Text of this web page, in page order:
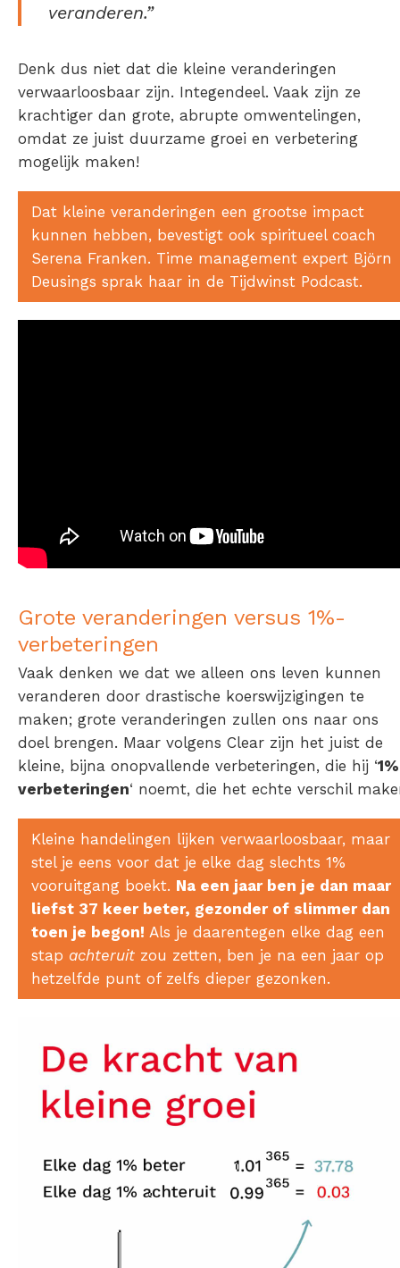
veranderen.”
Denk dus niet dat die kleine veranderingen
verwaarloosbaar zijn. Integendeel. Vaak zijn ze
krachtiger dan grote, abrupte omwentelingen,
omdat ze juist duurzame groei en verbetering
mogelijk maken!
Dat kleine veranderingen een grootse impact
kunnen hebben, bevestigt ook spiritueel coach
Serena Franken. Time management expert Björn
Deusings sprak haar in de Tijdwinst Podcast.
Grote veranderingen versus 1%-
verbeteringen
Vaak denken we dat we alleen ons leven kunnen
veranderen door drastische koerswijzigingen te
maken; grote veranderingen zullen ons naar ons
doel brengen. Maar volgens Clear zijn het juist de
kleine, bijna onopvallende verbeteringen, die hij ‘
verbeteringen‘ noemt, die het echte verschil
Kleine handelingen lijken verwaarloosbaar, maar
stel je eens voor dat je elke dag slechts 1%
vooruitgang boekt. Na een jaar ben je dan maar
liefst 37 keer beter, gezonder of slimmer dan
toen je begon! Als je daarentegen elke dag een
stap achteruit zou zetten, ben je na een jaar op
hetzelfde punt of zelfs dieper gezonken.